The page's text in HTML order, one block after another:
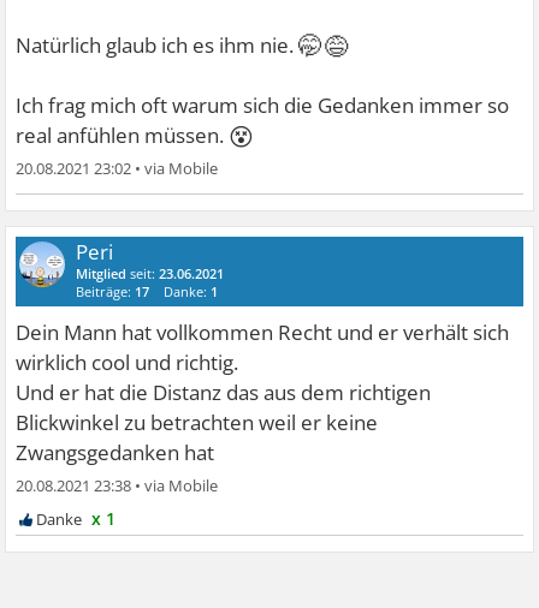
Natürlich glaub ich es ihm nie.🤭😅
Ich frag mich oft warum sich die Gedanken immer so
real anfühlen müssen. 😵
20.08.2021 23:02 •
Peri
Mitglied seit:23.06.2021
Beiträge: 17 Danke: 1
Dein Mann hat vollkommen Recht und er verhält sich
wirklich cool und richtig.
Und er hat die Distanz das aus dem richtigen
Blickwinkel zu betrachten weil er keine
Zwangsgedanken hat
20.08.2021 23:38 •
x 1